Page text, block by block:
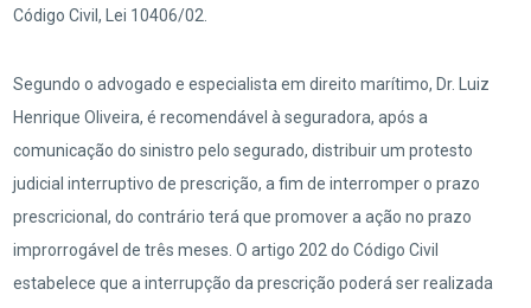
Código Civil, Lei 10406/02.
Segundo o advogado e especialista em direito marítimo, Dr. Luiz
Henrique Oliveira, é recomendável à seguradora, após a
comunicação do sinistro pelo segurado, distribuir um protesto
judicial interruptivo de prescrição, a fim de interromper o prazo
prescricional, do contrário terá que promover a ação no prazo
improrrogável de três meses. O artigo 202 do Código Civil
estabelece que a interrupção da prescrição poderá ser realizada